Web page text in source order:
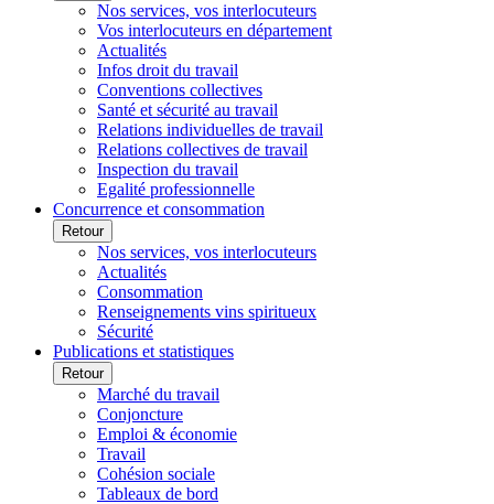
Nos services, vos interlocuteurs
Vos interlocuteurs en département
Actualités
Infos droit du travail
Conventions collectives
Santé et sécurité au travail
Relations individuelles de travail
Relations collectives de travail
Inspection du travail
Egalité professionnelle
Concurrence et consommation
Retour
Nos services, vos interlocuteurs
Actualités
Consommation
Renseignements vins spiritueux
Sécurité
Publications et statistiques
Retour
Marché du travail
Conjoncture
Emploi & économie
Travail
Cohésion sociale
Tableaux de bord